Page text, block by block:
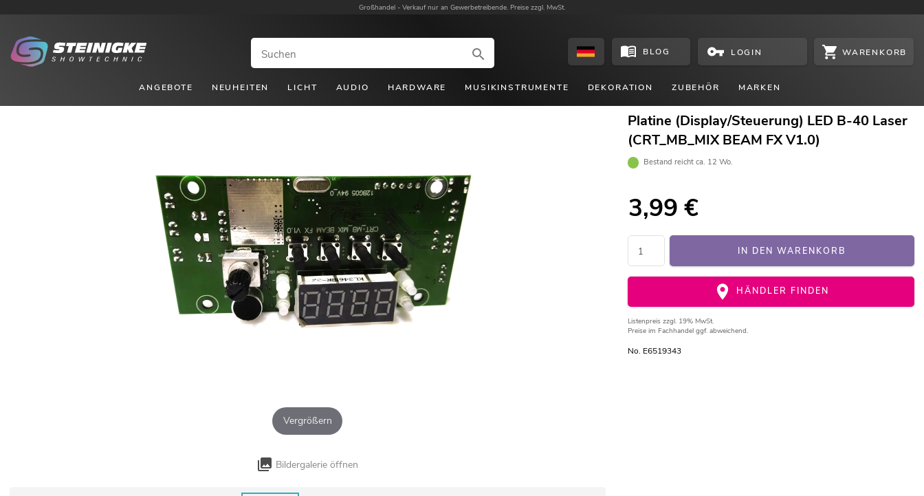
Großhandel - Verkauf nur an Gewerbetreibende. Preise zzgl. MwSt.
BLOG LOGIN WARENKORB
ANGEBOTE NEUHEITEN LICHT AUDIO HARDWARE MUSIKINSTRUMENTE DEKORATION ZUBEHÖR MARKEN
Vergrößern
Bildergalerie öffnen
Platine (Display/Steuerung) LED B-40 Laser
(CRT_MB_MIX BEAM FX V1.0)
Bestand reicht ca. 12 Wo.
3,99 €
IN DEN WARENKORB
HÄNDLER FINDEN
Listenpreis zzgl. 19% MwSt.
Preise im Fachhandel ggf. abweichend.
No. E6519343